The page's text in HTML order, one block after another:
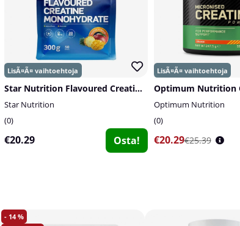
Star Nutrition Flavoured Creatine Monohydrate, 300 g
Star Nutrition
0
€20.29 Osta!
Optimum Nutrition
0
€20.29€25.39
14